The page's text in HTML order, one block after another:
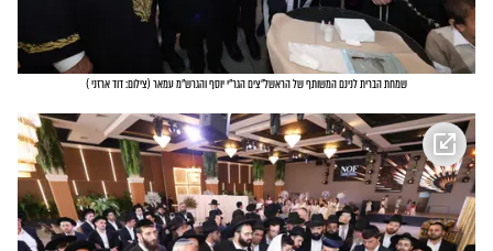
שמחת הברית לנינם המשותף של הראשל"צים הגר"י יוסף והגרש"מ עמאר (צילום: דוד ארזני)